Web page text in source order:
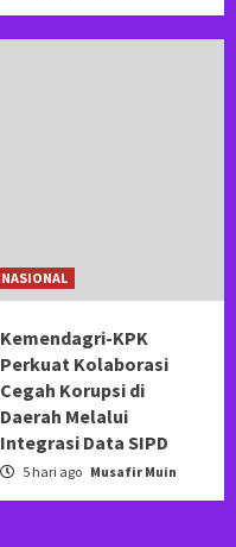
NASIONAL
Kemendagri-KPK
Perkuat Kolaborasi
Cegah Korupsi di
Daerah Melalui
Integrasi Data SIPD
5 hari ago Musafir Muin